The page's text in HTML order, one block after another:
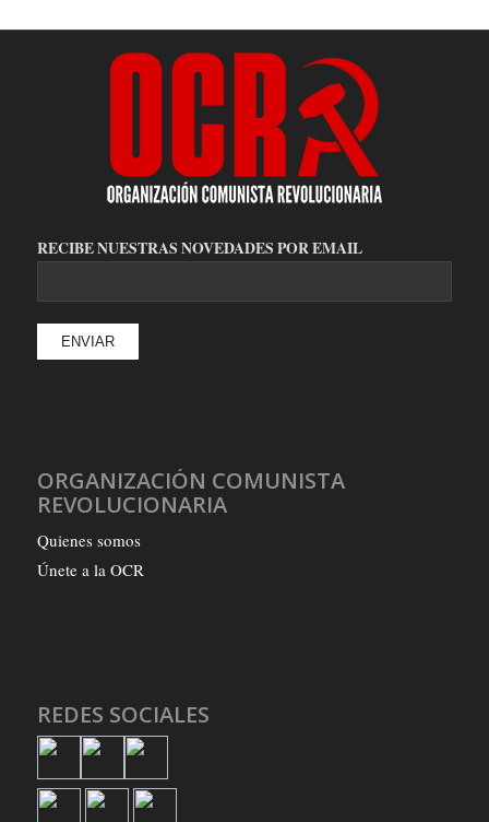
RECIBE NUESTRAS NOVEDADES POR EMAIL
ORGANIZACIÓN COMUNISTA
REVOLUCIONARIA
Quienes somos
Únete a la OCR
REDES SOCIALES